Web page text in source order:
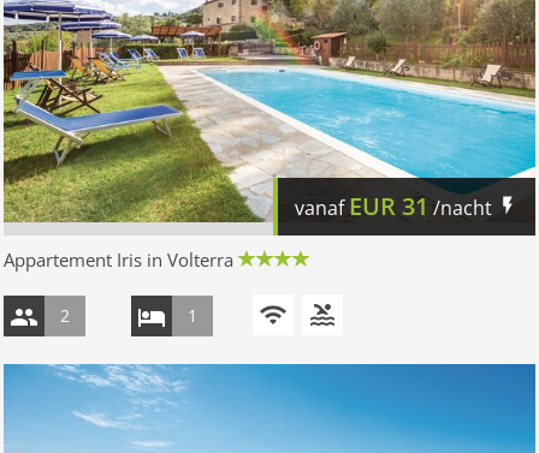
vanafEUR31 /nacht
Appartement Iris in Volterra
2 1